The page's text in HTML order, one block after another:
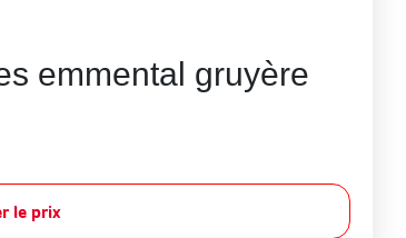
emmental gruyère
le prix